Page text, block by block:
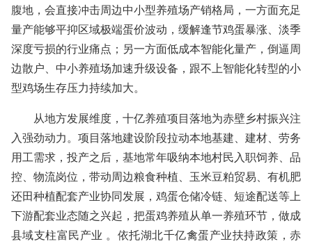
腹地，会直接冲击周边中小型养殖场产销格局，一方面充足
量产能够平抑区域极端蛋价波动，缓解逢节鸡蛋暴涨、淡季
深度亏损的行业痛点；另一方面低成本智能化量产，倒逼周
边散户、中小养殖场加速升级设备，跟不上智能化转型的小
型鸡场生存压力持续加大。
从地方发展维度，十亿养殖项目落地为赤壁乡村振兴注
入强劲动力。项目落地建设阶段拉动本地基建、建材、劳务
用工需求，投产之后，基地常年吸纳本地村民入职饲养、品
控、物流岗位，带动周边粮食种植、玉米豆粕贸易、有机肥
还田种植配套产业协同发展，鸡蛋仓储冷链、短途配送等上
下游配套业态随之兴起，把蛋鸡养殖从单一养殖环节，做成
县域支柱富民产业 。依托湖北千亿禽蛋产业扶持政策，赤